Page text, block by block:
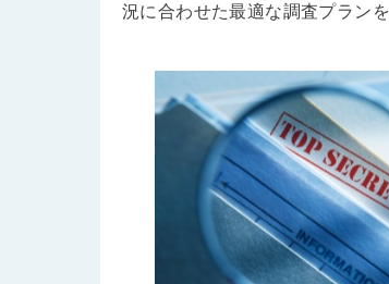
況に合わせた最適な調査プラン